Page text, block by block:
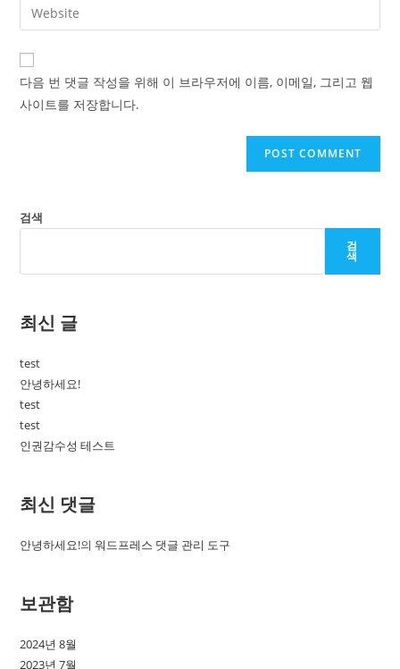
comment
address
comment
Enter
your
website
URL
(optional)
다음 번 댓글 작성을 위해 이 브라우저에 이름, 이메일, 그리고 웹
사이트를 저장합니다.
검색
검
색
최신 글
test
안녕하세요!
test
test
인권감수성 테스트
최신 댓글
안녕하세요!의워드프레스 댓글 관리 도구
보관함
2024년 8월
2023년 7월